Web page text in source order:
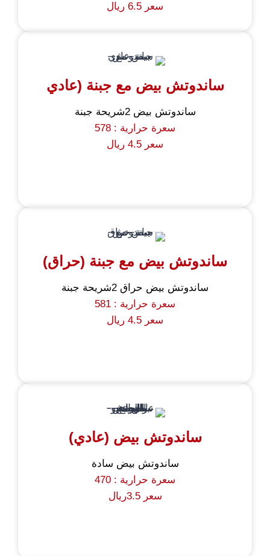
سعر 6.5 ريال
ساندوتش بيض مع جبنة (عادي
ساندوتش بيض 2شريحة جبنة
سعرة حرارية : 578
سعر 4.5 ريال
ساندوتش بيض مع جبنة (حراق)
ساندوتش بيض حراق 2شريحة جبنة
سعرة حرارية : 581
سعر 4.5 ريال
ساندوتش بيض (عادي)
ساندوتش بيض سادة
سعرة حرارية : 470
سعر 3.5ريال